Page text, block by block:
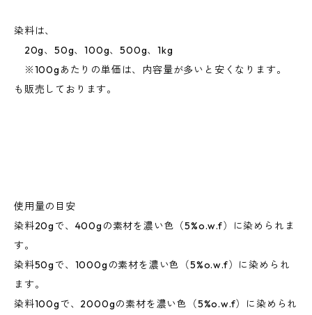
染料は、
20g、50g、100g、500g、1kg
※100gあたりの単価は、内容量が多いと安くなります。
も販売しております。
使用量の目安
染料20gで、400gの素材を濃い色（5%o.w.f）に染められま
す。
染料50gで、1000gの素材を濃い色（5%o.w.f）に染められ
ます。
染料100gで、2000gの素材を濃い色（5%o.w.f）に染められ